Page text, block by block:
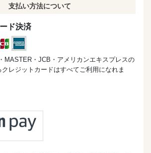
支払い方法について
ド決済
MASTER・JCB・アメリカンエキスプレスの
レジットカードはすべてご利用になれま